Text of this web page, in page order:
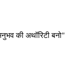
की अथॉरिटी बनो"